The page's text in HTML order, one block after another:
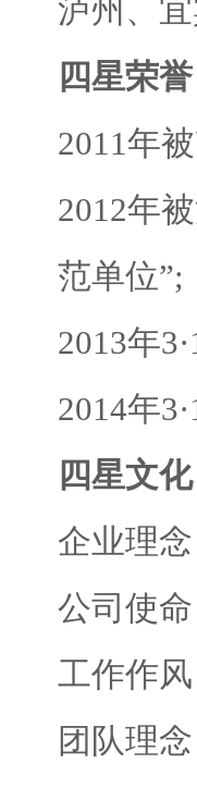
泸州、
四星荣
2011年
2012年
范单位”;
2013年
2014年
四星文
企业理
公司使
工作作
团队理